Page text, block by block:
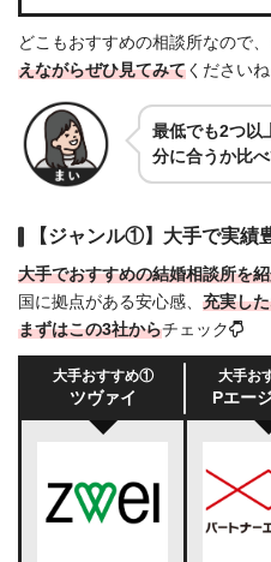
どこもおすすめの相談所なので
えながらぜひ見てみてくださいね
最低でも2つ以
分に合うか比
【ジャンル①】大手で実績
大手でおすすめの結婚相談所を
国に拠点がある安心感、 充実し
まずはこの3社からチェック
大手おすすめ①
ツヴァイ
大手お
Pエー